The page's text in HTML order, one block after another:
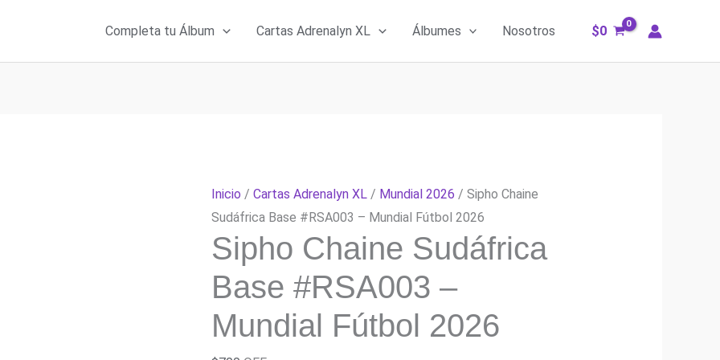
Completa tu Álbum Cartas Adrenalyn XL Álbumes Nosotros $0
Inicio /Cartas Adrenalyn XL / Mundial 2026 / Sipho Chaine
Sudáfrica Base #RSA003 – Mundial Fútbol 2026
Sipho Chaine Sudáfrica
Base #RSA003 –
Mundial Fútbol 2026